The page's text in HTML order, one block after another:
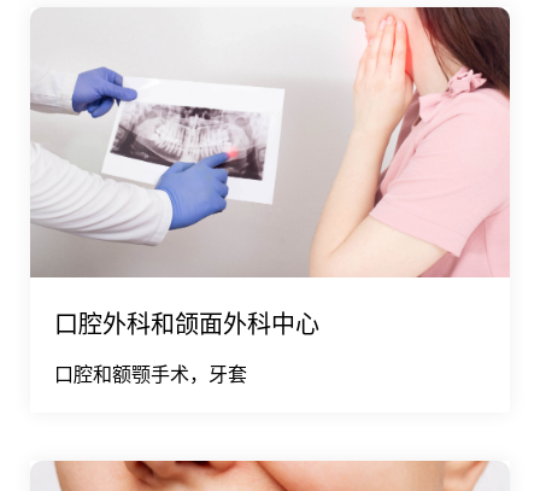
口腔外科和颌面外科中心
口腔和额颚手术，牙套